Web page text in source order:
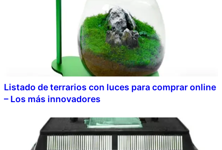
Listado de terrarios con luces para comprar online
– Los más innovadores